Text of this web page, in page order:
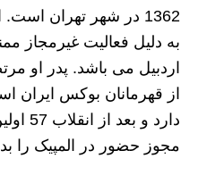
1362 در شهر تهران
به دلیل فعالیت غیرمجاز
اردبیل می باشد. پدر او
از قهرمانان بوکس ایران
دارد
مجوز حضور در المپیک را